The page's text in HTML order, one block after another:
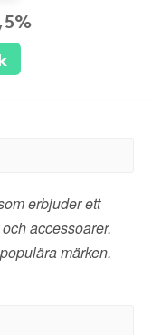
erbjuder ett
accessoarer.
märken.